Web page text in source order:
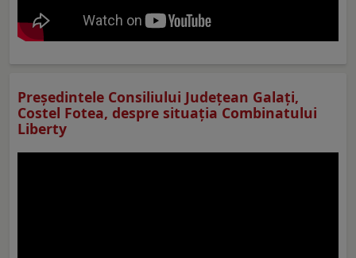
Preşedintele Consiliului Judeţean Galaţi,
Costel Fotea, despre situaţia Combinatului
Liberty